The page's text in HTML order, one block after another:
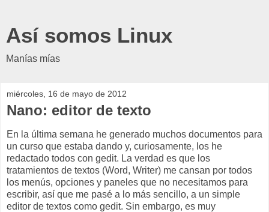
Así somos Linux
Manías mías
miércoles, 16 de mayo de 2012
Nano: editor de texto
En la última semana he generado muchos documentos para
un curso que estaba dando y, curiosamente, los he
redactado todos con gedit. La verdad es que los
tratamientos de textos (Word, Writer) me cansan por todos
los menús, opciones y paneles que no necesitamos para
escribir, así que me pasé a lo más sencillo, a un simple
editor de textos como gedit. Sin embargo, es muy